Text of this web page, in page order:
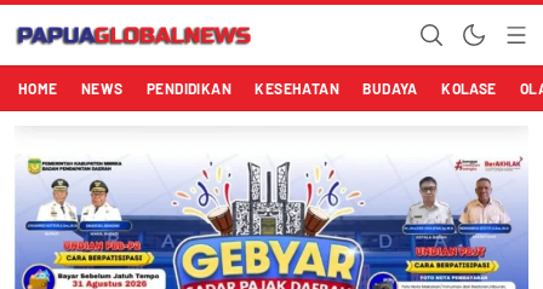
HOME NEWS PENDIDIKAN KESEHATAN BUDAYA KOLASE